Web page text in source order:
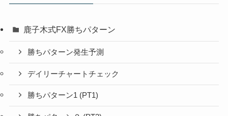
鹿子木式FX勝ちパターン
勝ちパターン発生予測
デイリーチャートチェック
勝ちパターン1 (PT1)